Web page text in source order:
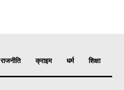
राजनीति क्राइम धर्म शिक्षा